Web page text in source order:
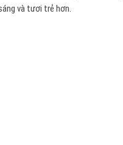
và tươi trẻ hơn.